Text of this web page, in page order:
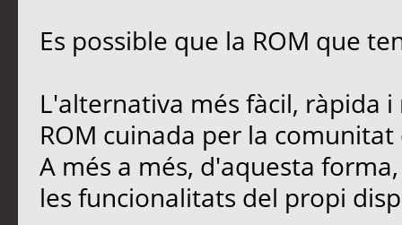
Es possible que la ROM que
L'alternativa més fàcil, ràpida
ROM cuinada per la
A més a més, d'aquesta
les funcionalitats del propi